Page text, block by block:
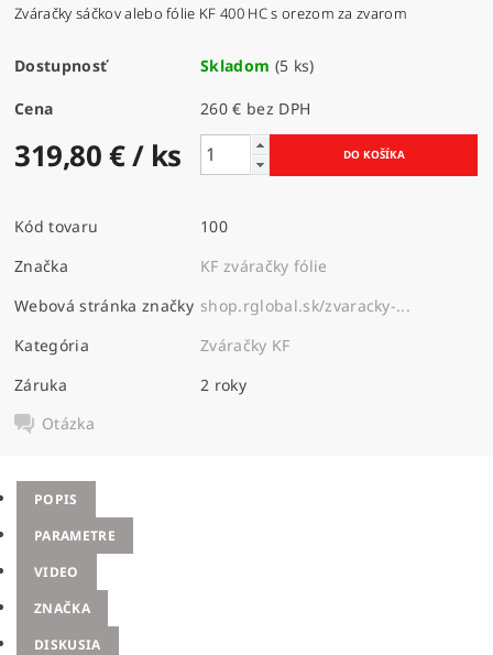
Zváračky sáčkov alebo fólie KF 400 HC s orezom za zvarom
Dostupnosť Skladom (5 ks)
Cena 260 € bez DPH
319,80 €/ ks
Kód tovaru
100
Značka
KF zváračky fólie
Webová stránka značky shop.rglobal.sk/zvaracky-...
Kategória
Zváračky KF
Záruka
2 roky
Otázka
POPIS
PARAMETRE
VIDEO
ZNAČKA
DISKUSIA